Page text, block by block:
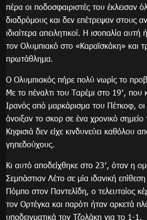
πέρα οι ποδοσφαιριστές του έκλεισαν
διαδρόμους και δεν επέτρεψαν στους
ιδιαίτερα απειλητικοί. Η ισοπαλία
τον Ολυμπιακό στο «Καραϊσκάκη» και
πρωτάθλημα.
Ο Ολυμπιακός πήρε πολύ νωρίς το
Με το πέναλτι του Ταρέμι στο 19′, που
Ιρανός από μαρκάρισμα του Πέτκοφ,
άνοιξαν το σκορ σε ένα χρονικό
Κηφισιά δεν είχε κινδυνεύει καθόλου
γηπεδούχους.
Κι αυτό αποδείχθηκε στο 23′, όταν η
Σεμπάστιαν Λέτο σε μία ιδανική
Πόμπο στον Παντελίδη, ο τελευταίος
τον Ορτέγκα και παρότι ήταν αρκετά
υποδειγματικά τον Τζολάκη για το 1-1.